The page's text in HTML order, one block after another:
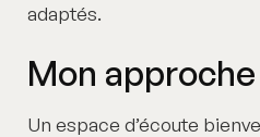
adaptés.
Mon
Un espace d’écoute